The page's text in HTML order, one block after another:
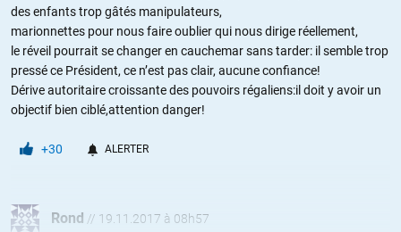
des enfants trop gâtés manipulateurs,
marionnettes pour nous faire oublier qui nous dirige réellement,
le réveil pourrait se changer en cauchemar sans tarder: il semble trop
pressé ce Président, ce n’est pas clair, aucune confiance!
Dérive autoritaire croissante des pouvoirs régaliens:il doit y avoir un
objectif bien ciblé,attention danger!
+30 ALERTER
Rond // 19.11.2017 à 08h57